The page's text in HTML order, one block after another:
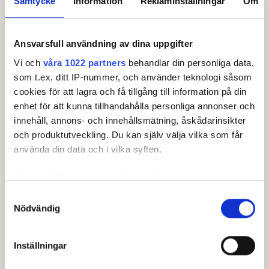
Ansvarsfull användning av dina uppgifter
Vi och våra 1022 partners behandlar din personliga data,
som t.ex. ditt IP-nummer, och använder teknologi såsom
cookies för att lagra och få tillgång till information på din
enhet för att kunna tillhandahålla personliga annonser och
innehåll, annons- och innehållsmätning, åskådarinsikter
och produktutveckling. Du kan själv välja vilka som får
använda din data och i vilka syften.
Med din tillåtelse skulle vi även vilja:
kan ha en noggrannhet på upp till flera meter
Ta reda på mer om hur dina personliga uppgifter
Nödvändig
Inställningar
Ann Nyhlén
, Domare
Martin Hjelmtvedt, Tävlingsledare
Klasser & ronder
Klass
Pojkar
Pojk: 13-21
Spelform